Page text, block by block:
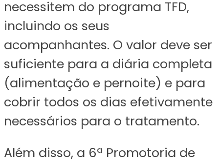
necessitem do programa TFD,
incluindo os seus
acompanhantes. O valor deve ser
suficiente para a diária completa
(alimentação e pernoite) e para
cobrir todos os dias efetivamente
necessários para o tratamento.
Além disso, a 6ª Promotoria de